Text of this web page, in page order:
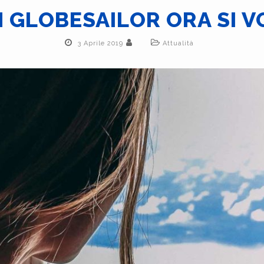
GLOBESAILOR ORA SI
3 Aprile 2019 Attualità